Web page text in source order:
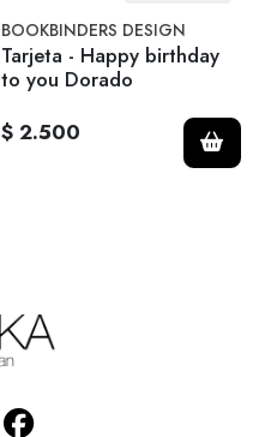
BOOKBINDERS DESIGN
Tarjeta - Happy birthday
to you Dorado
$ 2.500